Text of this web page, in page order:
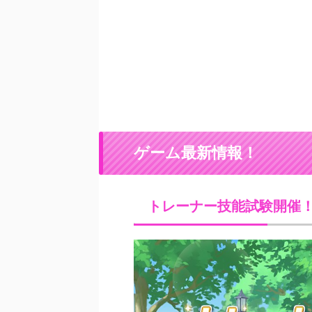
ゲーム最新情報！
トレーナー技能試験開催